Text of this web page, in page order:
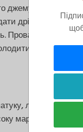
викласти в
дрібно
Проварити
лоло-росо,
маринованого